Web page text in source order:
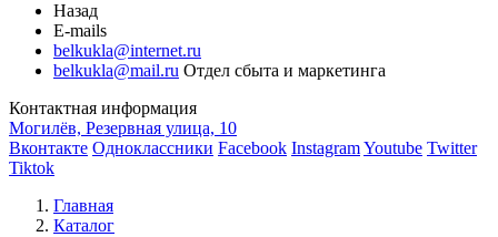
Назад
E-mails
belkukla@internet.ru
belkukla@mail.ru Отдел сбыта и маркетинга
Контактная информация
Могилёв, Резервная улица, 10
Вконтакте Одноклассники Facebook InstagramYoutube Twitter
Tiktok
Главная
Каталог